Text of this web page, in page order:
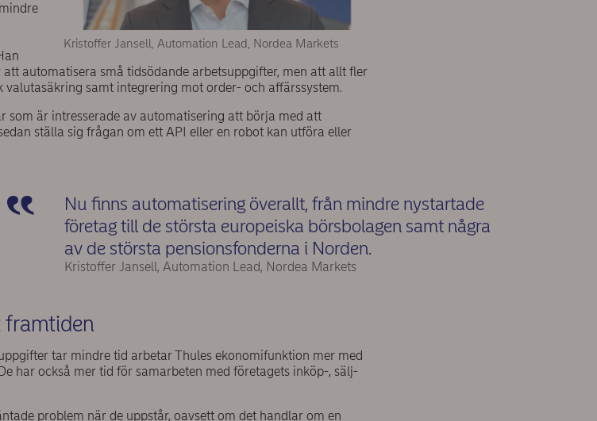
Kristoffer Jansell, Automation Lead, Nordea Markets
automatisera små tidsödande arbetsuppgifter, men att allt fler
samt integrering mot order- och affärssystem.
som är intresserade av automatisering att börja med att
ställa sig frågan om ett API eller en robot kan utföra eller
Nu finns automatisering överallt, från mindre nystartade
företag till de största europeiska börsbolagen samt några
av de största pensionsfonderna i Norden.
Kristoffer Jansell, Automation Lead, Nordea Markets
framtiden
tar mindre tid arbetar Thules ekonomifunktion mer med
har också mer tid för samarbeten med företagets inköp-, sälj-
problem när de uppstår, oavsett om det handlar om en